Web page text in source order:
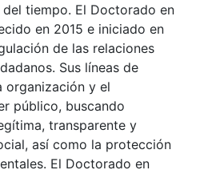
tiempo. El Doctorado en
en 2015 e iniciado en
de las relaciones
Sus líneas de
organización y el
público, buscando
transparente y
así como la protección
El Doctorado en